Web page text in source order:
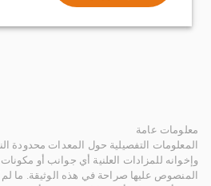
معلومات عامة
المعلومات التفصيلية حول المعدات
وإخوانه للمزادات العلنية أي جوانب أو
المنصوص عليها صراحة في هذه الوثيقة. ما